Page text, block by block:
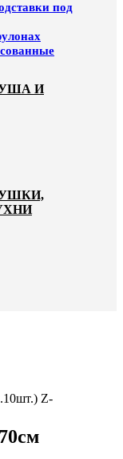
под
И
Z-